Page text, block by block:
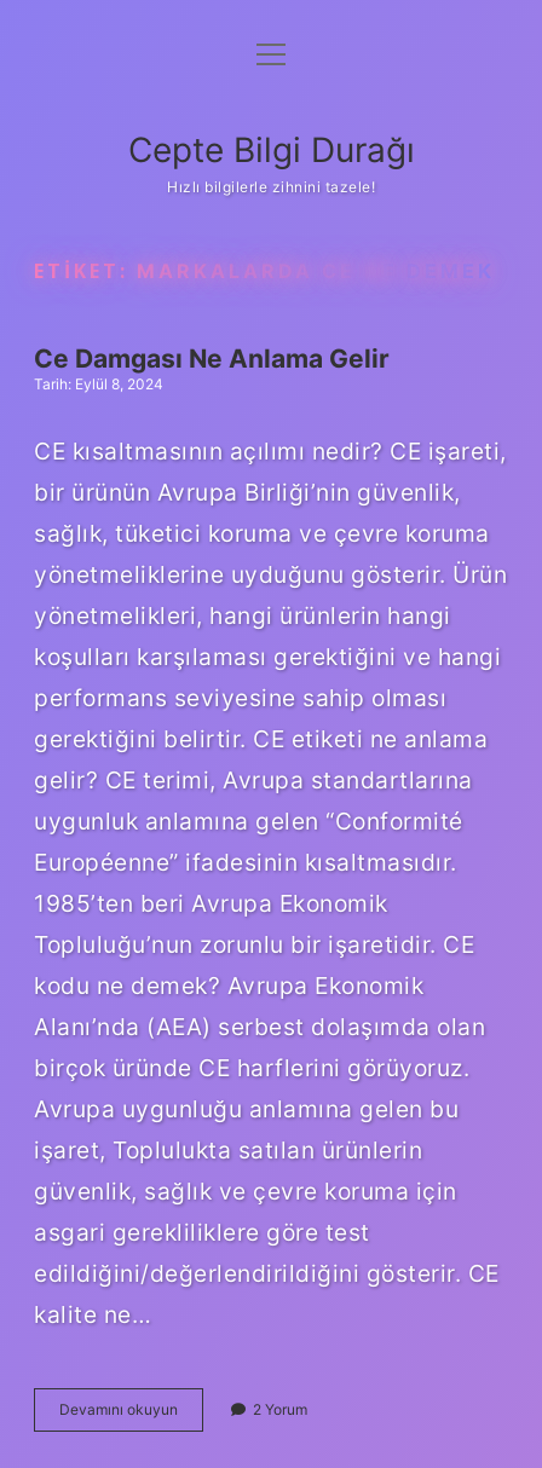
Anasayfa
Yasal Uyarı
menüyü
Cepte Bilgi Durağı
Hızlı bilgilerle zihnini tazele!
ETIKET: MARKALARDA CE NE DEMEK
Ce Damgası Ne Anlama Gelir
Tarih: Eylül 8, 2024
CE kısaltmasının açılımı nedir? CE işareti,
bir ürünün Avrupa Birliği’nin güvenlik,
sağlık, tüketici koruma ve çevre koruma
yönetmeliklerine uyduğunu gösterir. Ürün
yönetmelikleri, hangi ürünlerin hangi
koşulları karşılaması gerektiğini ve hangi
performans seviyesine sahip olması
gerektiğini belirtir. CE etiketi ne anlama
gelir? CE terimi, Avrupa standartlarına
uygunluk anlamına gelen “Conformité
Européenne” ifadesinin kısaltmasıdır.
1985’ten beri Avrupa Ekonomik
Topluluğu’nun zorunlu bir işaretidir. CE
kodu ne demek? Avrupa Ekonomik
Alanı’nda (AEA) serbest dolaşımda olan
birçok üründe CE harflerini görüyoruz.
Avrupa uygunluğu anlamına gelen bu
işaret, Toplulukta satılan ürünlerin
güvenlik, sağlık ve çevre koruma için
asgari gerekliliklere göre test
edildiğini/değerlendirildiğini gösterir. CE
kalite ne…
Devamını okuyun
Damgası
2 Yorum